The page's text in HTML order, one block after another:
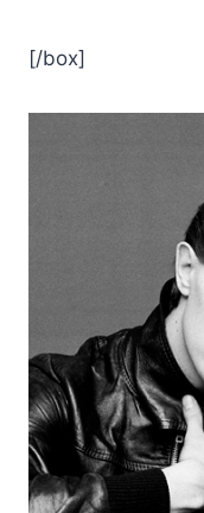
[/box]